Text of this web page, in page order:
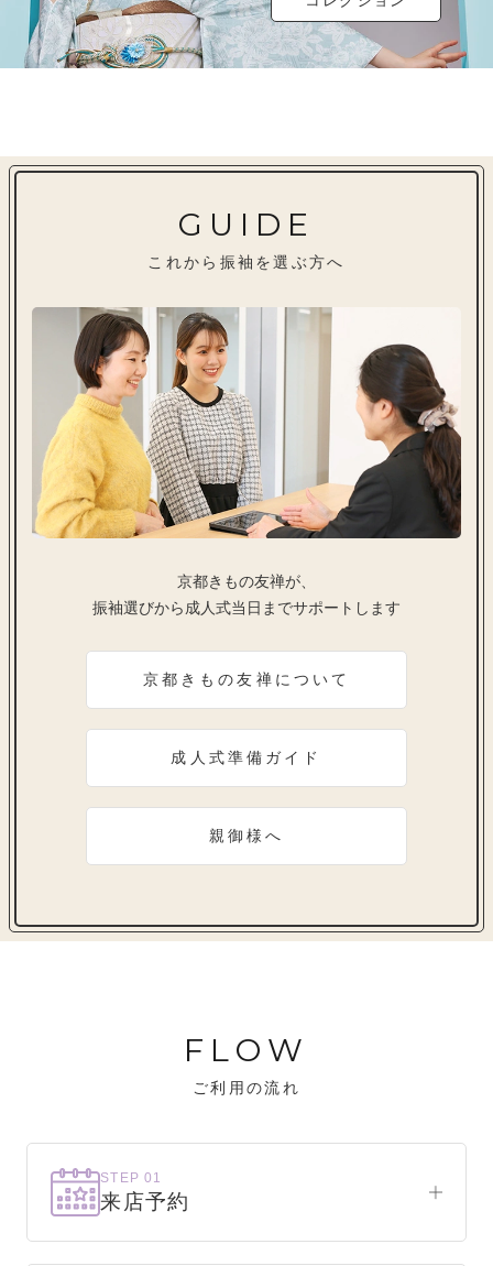
GUIDE
これから振袖を選ぶ方へ
京都きもの友禅が、
振袖選びから成人式当日までサポートします
京都きもの友禅について
成人式準備ガイド
親御様へ
FLOW
ご利用の流れ
STEP 01
来店予約